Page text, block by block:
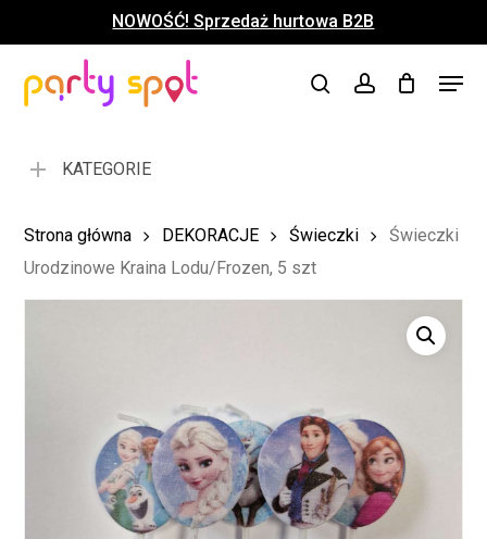
to
content
NOWOŚĆ! Sprzedaż hurtowa B2B
searchaccount
Menu
Koszyk Close
KATEGORIE
Strona główna DEKORACJE Świeczki
Świeczki
Urodzinowe Kraina Lodu/Frozen, 5 szt
Menu